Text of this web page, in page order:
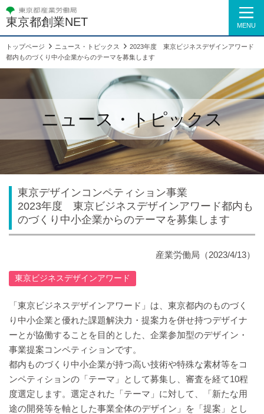
東京都創業NET MENU
トップページ ニュース・トピックス
2023年度 東京ビジネスデザインアワード
都内ものづくり中小企業からのテーマを募集します
ニュース・トピックス
東京デザインコンペティション事業
2023年度 東京ビジネスデザインアワード都内も
のづくり中小企業からのテーマを募集します
産業労働局（2023/4/13）
東京ビジネスデザインアワード
「東京ビジネスデザインアワード」は、東京都内のものづく
り中小企業と優れた課題解決力・提案力を併せ持つデザイナ
ーとが協働することを目的とした、企業参加型のデザイン・
事業提案コンペティションです。
都内ものづくり中小企業が持つ高い技術や特殊な素材等をコ
ンペティションの「テーマ」として募集し、審査を経て10程
度選定します。選定された「テーマ」に対して、「新たな用
途の開発等を軸とした事業全体のデザイン」を「提案」とし